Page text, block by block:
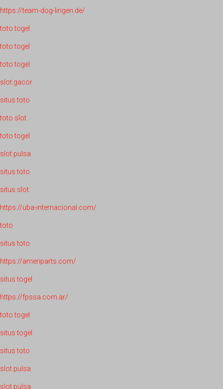
https://team-dog-lingen.de/
toto togel
toto togel
toto togel
slot gacor
situs toto
toto slot
toto togel
slot pulsa
situs toto
situs slot
https://uba-internacional.com/
toto
situs toto
https://ameriparts.com/
situs togel
https://fpssa.com.ar/
toto togel
situs togel
situs toto
slot pulsa
slot pulsa